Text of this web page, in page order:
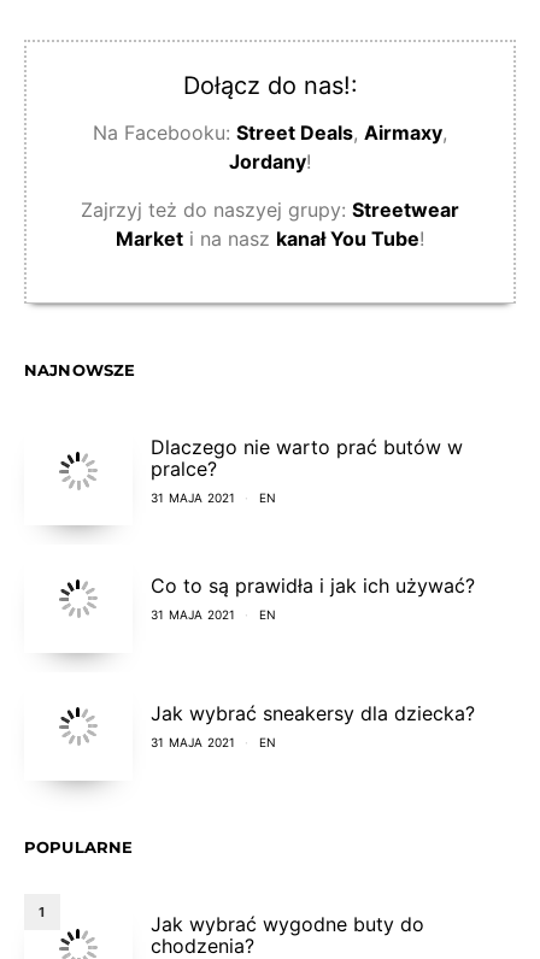
Dołącz do nas!:
Na Facebooku: Street Deals, Airmaxy,
Jordany!
Zajrzyj też do naszyej grupy: Streetwear
Market i na nasz kanał You Tube!
NAJNOWSZE
Dlaczego nie warto prać butów w
pralce?
31 MAJA 2021 EN
Co to są prawidła i jak ich używać?
31 MAJA 2021 EN
Jak wybrać sneakersy dla dziecka?
31 MAJA 2021 EN
POPULARNE
1
Jak wybrać wygodne buty do
chodzenia?